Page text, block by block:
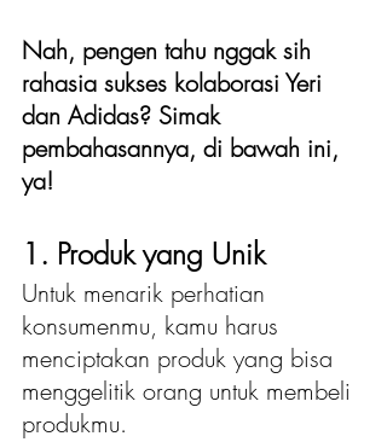
Nah, pengen tahu nggak sih
rahasia sukses kolaborasi Yeri
dan Adidas? Simak
pembahasannya, di bawah ini,
ya!
1. Produk yang Unik
Untuk menarik perhatian
konsumenmu, kamu harus
menciptakan produk yang bisa
menggelitik orang untuk membeli
produkmu.